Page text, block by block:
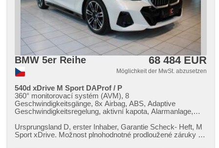
BMW 5er Reihe 68 484 EUR
Möglichkeit der MwSt. abzusetzen
540d xDrive M Sport DAProf / P
360° monitorovací systém (AVM), 8
Geschwindigkeitsgänge, 8x Airbag, ABS, Adaptive
Geschwindigkeitsregelung, aktivní kapota, Alarmanlage,
asistent jízdy v jízdním pruhu, asistent jízdy v koloně,
asistent rozjezdu do kopce (HSA), asistent stability přívěsu
Ursprungsland D,​ erster Inhaber,​ Garantie Scheck​- Heft,​ M
Sport xDrive. Možnost plnohodnotné prodloužené záruky na